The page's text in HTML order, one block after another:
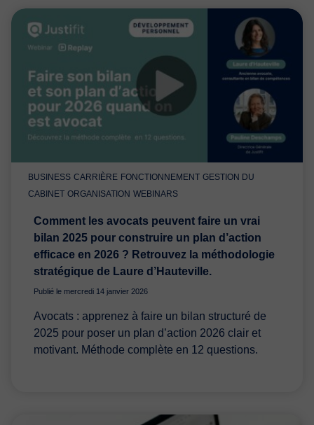
BUSINESS CARRIÈRE FONCTIONNEMENT GESTION DU
CABINET ORGANISATION WEBINARS
Comment les avocats peuvent faire un vrai
bilan 2025 pour construire un plan d’action
efficace en 2026 ? Retrouvez la méthodologie
stratégique de Laure d’Hauteville.
Publié le mercredi 14 janvier 2026
Avocats : apprenez à faire un bilan structuré de
2025 pour poser un plan d’action 2026 clair et
motivant. Méthode complète en 12 questions.